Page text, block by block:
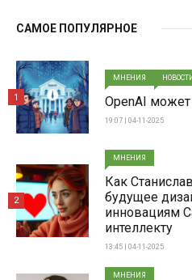
САМОЕ ПОПУЛЯРНОЕ
МНЕНИЯ НОВОСТИ
OpenAI
19:07 | 04-11-2025
1
МНЕНИЯ
Как
будущее
инновациям
интеллекту
13:45 | 04-11-2025
2
МНЕНИЯ